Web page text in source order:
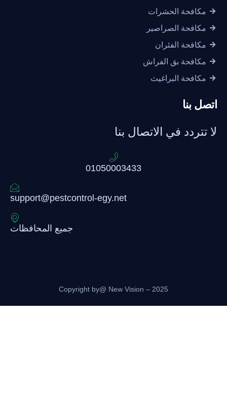
مكافحة الحشرات
مكافحة الصراصير
مكافحة الفئران
مكافحة بق الفراش
مكافحة البراغيث
بنا
تتردد في الاتصال بنا
01050003433
support@pestcontrol-egy.net
جميع المحافظات
Copyright by@ New Vision – 2025